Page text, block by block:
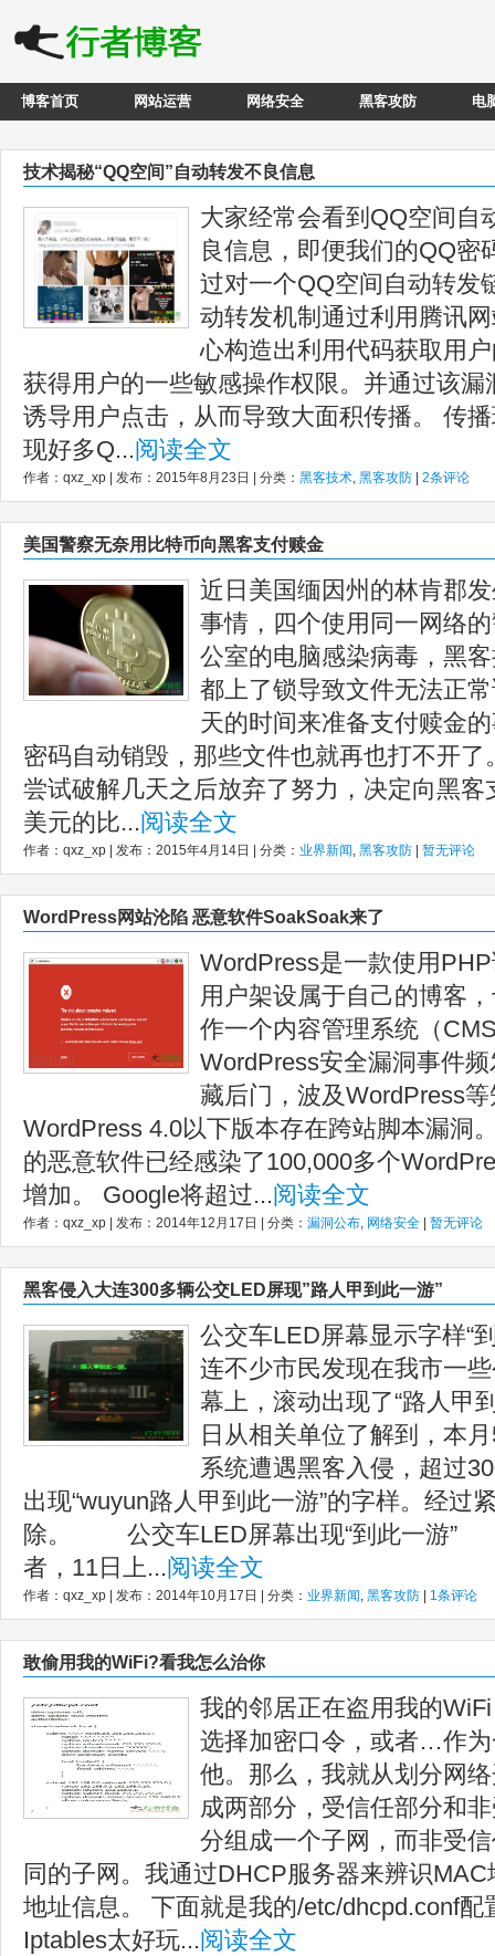
博客首页 网站运营 网络安全 黑客攻防 电
技术揭秘“QQ空间”自动转发不良信息
大家经常会看到QQ空间自
良信息，即便我们的QQ密
过对一个QQ空间自动转发
动转发机制通过利用腾讯
心构造出利用代码获取用
获得用户的一些敏感操作权限。并通过该
诱导用户点击，从而导致大面积传播。 传
现好多Q...阅读全文
作者：qxz_xp | 发布：2015年8月23日 | 分类： 黑客技术, 黑客攻防 2条评论
美国警察无奈用比特币向黑客支付赎金
近日美国缅因州的林肯郡
事情，四个使用同一网络
公室的电脑感染病毒，黑
都上了锁导致文件无法正
天的时间来准备支付赎金
密码自动销毁，那些文件也就再也打不开
尝试破解几天之后放弃了努力，决定向黑
美元的比...阅读全文
作者：qxz_xp | 发布：2015年4月14日 | 分类： 业界新闻, 黑客攻防 暂无评论
WordPress网站沦陷 恶意软件SoakSoak来了
WordPress是一款使用
用户架设属于自己的博客
作一个内容管理系统（
WordPress安全漏洞事件
藏后门，波及WordPress
WordPress 4.0以下版本存在跨站脚本漏洞
的恶意软件已经感染了100,000多个
增加。 Google将超过...阅读全文
作者：qxz_xp | 发布：2014年12月17日 | 分类： 漏洞公布, 网络安全 暂无评论
黑客侵入大连300多辆公交LED屏现”路人甲到此一游”
公交车LED屏幕显示字
连不少市民发现在我市一
幕上，滚动出现了“路人
日从相关单位了解到，本
系统遭遇黑客入侵，超过
出现“wuyun路人甲到此一游”的字样。经过
除。 公交车LED屏幕出现“到此一游”
者，11日上...阅读全文
作者：qxz_xp | 发布：2014年10月17日 | 分类： 业界新闻, 黑客攻防 1条评论
敢偷用我的WiFi?看我怎么治你
我的邻居正在盗用我的
选择加密口令，或者…作
他。那么，我就从划分网
成两部分，受信任部分和
分组成一个子网，而非受
同的子网。我通过DHCP服务器来辨识
地址信息。 下面就是我的/etc/dhcpd.conf配
Iptables太好玩...阅读全文